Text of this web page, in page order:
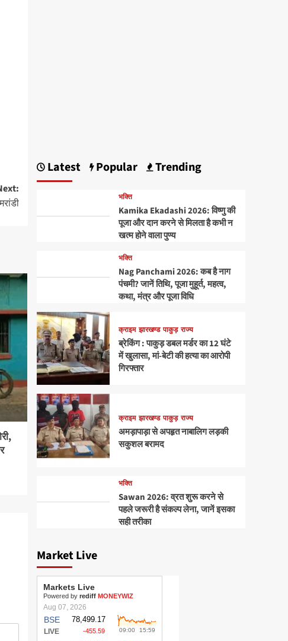
Latest Popular Trending
भक्ति
Kamika Ekadashi 2026: विष्णु की
पूजा और दान करने से मिलता है कभी न
खत्म होने वाला पुण्य
भक्ति
Nag Panchami 2026: कब है नाग
पंचमी? जानें तिथि, पूजा मुहूर्त, महत्व,
कथा, मंत्र और पूजा विधि
क्राइम झारखण्ड पाकुड़ राज्य
ब्रेकिंग : पाकुड़ डबल मर्डर का 12 घंटे
में खुलासा, मां-बेटी की हत्या का आरोपी
गिरफ्तार
क्राइम झारखण्ड पाकुड़ राज्य
अमड़ापाड़ा से अपहृत नाबालिग लड़की
सकुशल बरामद
भक्ति
Sawan 2026: व्रत शुरू करने से
पहले जरूरी है संकल्प लेना, जानें इसका
सही तरीका
Market Live